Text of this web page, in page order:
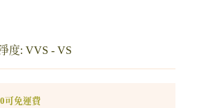
度: VVS - VS
可免運費